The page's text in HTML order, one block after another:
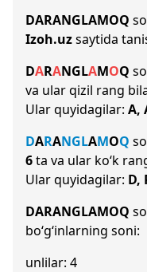
DARANGLAMOQ
Izoh.uzsaytida
DARANGLAMOQ
va ular qizil rang
Ular quyidagilar: A,
DARANGLAMOQ
6ta va ular ko‘k
Ular quyidagilar: D,
DARANGLAMOQ
bo‘g‘inlarning soni:
unlilar: 4